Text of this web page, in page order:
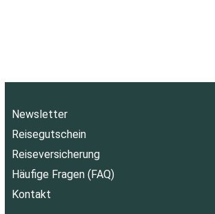
Newsletter
Reisegutschein
Reiseversicherung
Häufige Fragen (FAQ)
Kontakt